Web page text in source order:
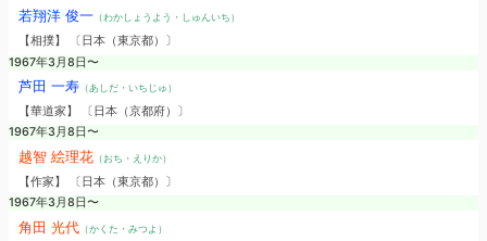
若翔洋 俊一（わかしょうよう・しゅんいち）
【相撲】 〔日本（東京都）〕
1967年3月8日〜
芦田 一寿（あしだ・いちじゅ）
【華道家】 〔日本（京都府）〕
1967年3月8日〜
越智 絵理花（おち・えりか）
【作家】 〔日本（東京都）〕
1967年3月8日〜
角田 光代（かくた・みつよ）